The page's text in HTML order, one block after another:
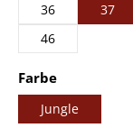
36 37
46
Farbeauswählen
Jungle